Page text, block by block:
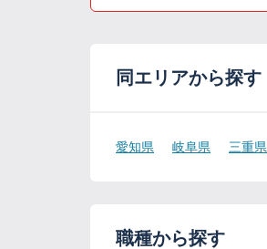
同エリアから探す
愛知県 岐阜県 三重県
職種から探す